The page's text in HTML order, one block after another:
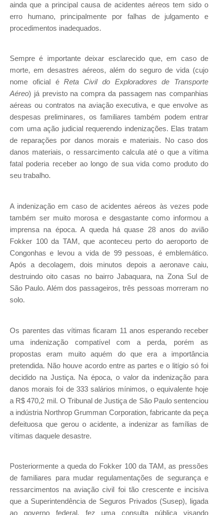
ainda que a principal causa de acidentes aéreos tem sido o
erro humano, principalmente por falhas de julgamento e
procedimentos inadequados.
Sempre é importante deixar esclarecido que, em caso de
morte, em desastres aéreos, além do seguro de vida (cujo
nome oficial éReta Civil do Exploradores de Transporte
Aéreo) já previsto na compra da passagem nas companhias
aéreas ou contratos na aviação executiva, e que envolve as
despesas preliminares, os familiares também podem entrar
com uma ação judicial requerendo indenizações. Elas tratam
de reparações por danos morais e materiais. No caso dos
danos materiais, o ressarcimento calcula até o que a vítima
fatal poderia receber ao longo de sua vida como produto do
seu trabalho.
A indenização em caso de acidentes aéreos às vezes pode
também ser muito morosa e desgastante como informou a
imprensa na época. A queda há quase 28 anos do avião
Fokker 100 da TAM, que aconteceu perto do aeroporto de
Congonhas e levou a vida de 99 pessoas, é emblemático.
Após a decolagem, dois minutos depois a aeronave caiu,
destruindo oito casas no bairro Jabaquara, na Zona Sul de
São Paulo. Além dos passageiros, três pessoas morreram no
solo.
Os parentes das vítimas ficaram 11 anos esperando receber
uma indenização compatível com a perda, porém as
propostas eram muito aquém do que era a importância
pretendida. Não houve acordo entre as partes e o litígio só foi
decidido na Justiça. Na época, o valor da indenização para
danos morais foi de 333 salários mínimos, o equivalente hoje
a R$ 470,2 mil. O Tribunal de Justiça de São Paulo sentenciou
a indústria Northrop Grumman Corporation, fabricante da peça
defeituosa que gerou o acidente, a indenizar as famílias de
vítimas daquele desastre.
Posteriormente a queda do Fokker 100 da TAM, as pressões
de familiares para mudar regulamentações de segurança e
ressarcimentos na aviação civil foi tão crescente e incisiva
que a Superintendência de Seguros Privados (Susep), ligada
ao governo federal, fez uma consulta pública visando